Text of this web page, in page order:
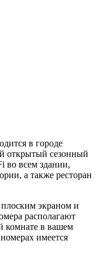
в городе
открытый сезонный
во всем здании,
а также ресторан
экраном и
располагают
комнате в вашем
имеется